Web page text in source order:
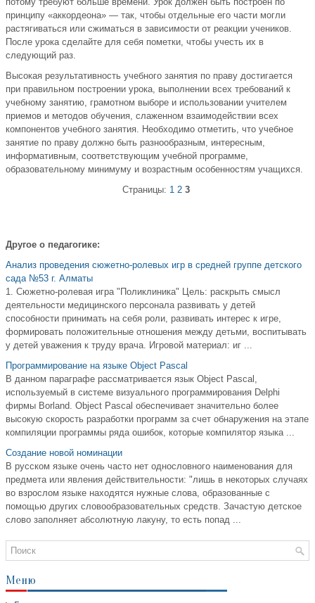
принципу «аккордеона» — так, чтобы отдельные его части могли
растягиваться или сжиматься в зависимости от реакции учеников.
После урока сделайте для себя пометки, чтобы учесть их в
следующий раз.
Высокая результативность учебного занятия по праву достигается
при правильном построении урока, выполнении всех требований к
учебному занятию, грамотном выборе и использовании учителем
приемов и методов обучения, слаженном взаимодействии всех
компонентов учебного занятия. Необходимо отметить, что учебное
занятие по праву должно быть разнообразным, интересным,
информативным, соответствующим учебной программе,
образовательному минимуму и возрастным особенностям учащихся.
Страницы: 1 2 3
Другое о педагогике:
Анализ проведения сюжетно-ролевых игр в средней группе детского
сада №53 г. Алматы
1. Сюжетно-ролевая игра "Поликлиника" Цель: раскрыть смысл
деятельности медицинского персонала развивать у детей
способности принимать на себя роли, развивать интерес к игре,
формировать положительные отношения между детьми, воспитывать
у детей уважения к труду врача. Игровой материал: иг ...
Программирование на языке Object Pascal
В данном параграфе рассматривается язык Object Pascal,
используемый в системе визуального программирования Delphi
фирмы Borland. Object Pascal обеспечивает значительно более
высокую скорость разработки программ за счет обнаружения на этапе
компиляции программы ряда ошибок, которые компилятор языка ...
Создание новой номинации
В русском языке очень часто нет однословного наименования для
предмета или явления действительности: "лишь в некоторых случаях
во взрослом языке находятся нужные слова, образованные с
помощью других словообразовательных средств. Зачастую детское
слово заполняет абсолютную лакуну, то есть попад ...
Меню